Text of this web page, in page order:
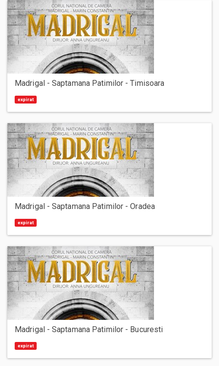
Madrigal - Saptamana Patimilor - Timisoara
expirat
Madrigal - Saptamana Patimilor - Oradea
expirat
Madrigal - Saptamana Patimilor - Bucuresti
expirat